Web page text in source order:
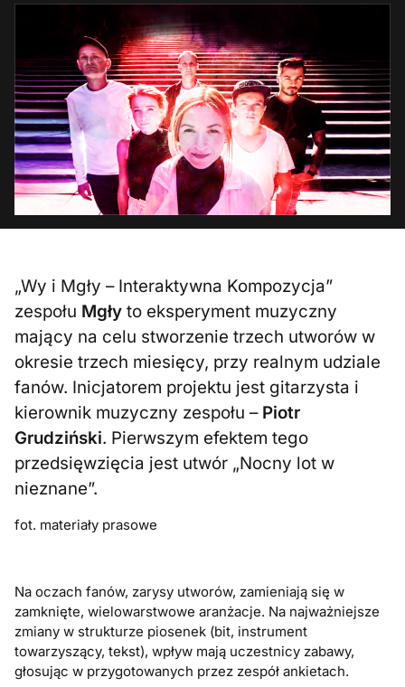
„Wy i Mgły – Interaktywna Kompozycja”
zespołu Mgły to eksperyment muzyczny
mający na celu stworzenie trzech utworów w
okresie trzech miesięcy, przy realnym udziale
fanów. Inicjatorem projektu jest gitarzysta i
kierownik muzyczny zespołu – Piotr
Grudziński. Pierwszym efektem tego
przedsięwzięcia jest utwór „Nocny lot w
nieznane”.
fot. materiały prasowe
Na oczach fanów, zarysy utworów, zamieniają się w
zamknięte, wielowarstwowe aranżacje. Na najważniejsze
zmiany w strukturze piosenek (bit, instrument
towarzyszący, tekst), wpływ mają uczestnicy zabawy,
głosując w przygotowanych przez zespół ankietach.